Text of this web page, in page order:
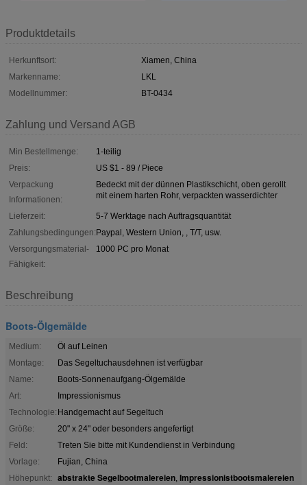
Produktdetails
Herkunftsort:
Xiamen, China
Markenname:
LKL
Modellnummer:
BT-0434
Zahlung und Versand AGB
Min Bestellmenge:
1-teilig
Preis:
US $1 - 89 / Piece
Verpackung
Informationen:
Bedeckt mit der dünnen Plastikschicht, oben gerollt
mit einem harten Rohr, verpackten wasserdichter
Lieferzeit:
5-7 Werktage nach Auftragsquantität
Zahlungsbedingungen:Paypal, Western Union, , T/T, usw.
Versorgungsmaterial-
Fähigkeit:
1000 PC pro Monat
Beschreibung
Boots-Ölgemälde
Medium:
Öl auf Leinen
Montage:
Das Segeltuchausdehnen ist verfügbar
Name:
Boots-Sonnenaufgang-Ölgemälde
Art:
Impressionismus
Technologie: Handgemacht auf Segeltuch
Größe:
20" x 24" oder besonders angefertigt
Feld:
Treten Sie bitte mit Kundendienst in Verbindung
Vorlage:
Fujian, China
Höhepunkt:
abstrakte Segelbootmalereien, Impressionistbootsmalereien